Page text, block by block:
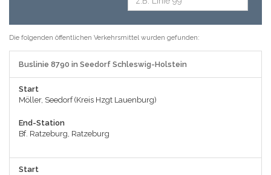
Die folgenden öffentlichen Verkehrsmittel wurden gefunden:
Buslinie 8790 in Seedorf Schleswig-Holstein
Start
Möller, Seedorf (Kreis Hzgt Lauenburg)
End-Station
Bf. Ratzeburg, Ratzeburg
Start